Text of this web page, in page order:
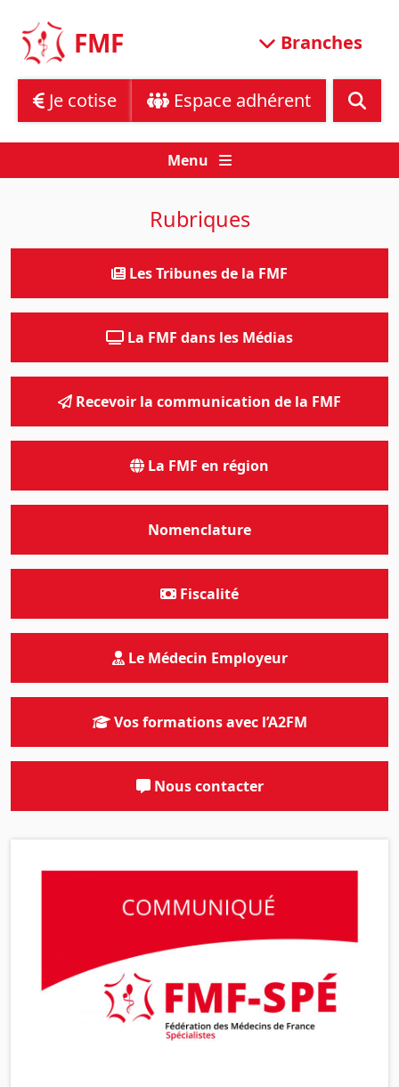
content
FMF Branches
Je cotise Espace adhérent
Menu
Rubriques
Les Tribunes de la FMF
La FMF dans les Médias
Recevoir la communication de la FMF
La FMF en région
Nomenclature
Fiscalité
Le Médecin Employeur
Vos formations avec l’A2FM
Nous contacter